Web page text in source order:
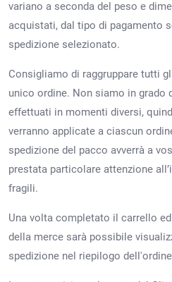
variano a seconda del peso e
acquistati, dal tipo di pagamento
spedizione selezionato.
Consigliamo di raggruppare tutti
unico ordine. Non siamo in grado
effettuati in momenti diversi,
verranno applicate a ciascun
spedizione del pacco avverrà a
prestata particolare attenzione
fragili.
Una volta completato il carrello
della merce sarà possibile
spedizione nel riepilogo